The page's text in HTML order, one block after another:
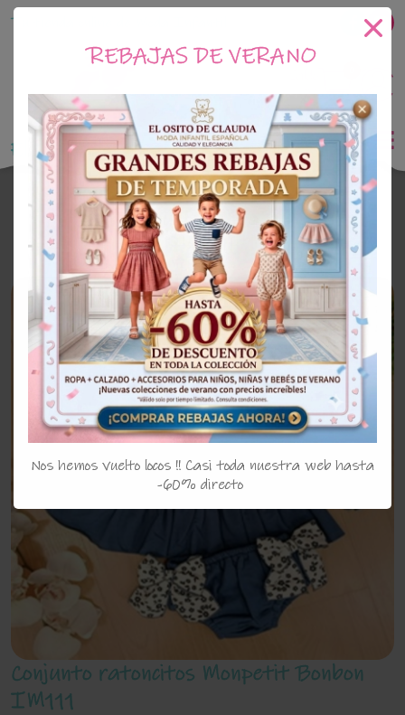
El Osito de Claudia
Tu tienda online de Moda Infantil
0€
Outlet Niña
OUTLET
60%
Conjunto ratoncitos Monpetit Bonbon
IM111
REBAJAS DE VERANO
Nos hemos vuelto locos !! Casi toda nuestra web hasta
-60% directo